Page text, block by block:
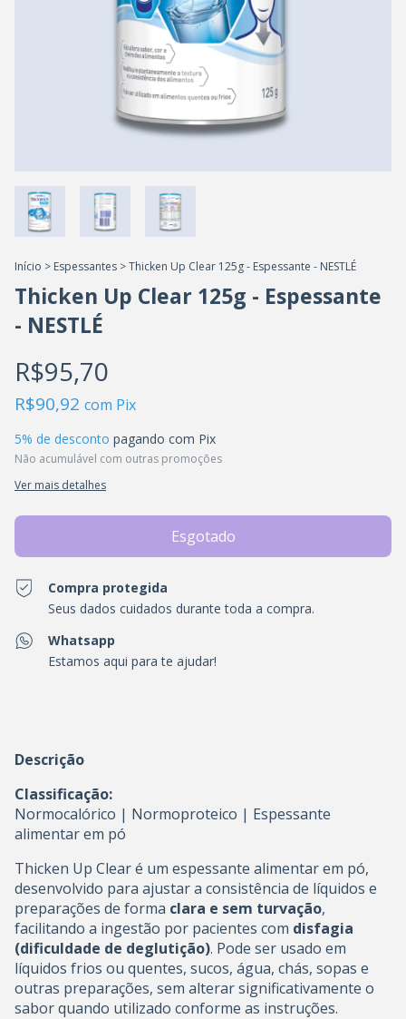
Início > Espessantes >Thicken Up Clear 125g - Espessante - NESTLÉ
Thicken Up Clear 125g - Espessante
- NESTLÉ
R$95,70
R$90,92 com Pix
5% de desconto pagando com Pix
Não acumulável com outras promoções
Ver mais detalhes
Compra protegida
Seus dados cuidados durante toda a compra.
Whatsapp
Estamos aqui para te ajudar!
Descrição
Classificação:
Normocalórico | Normoproteico | Espessante
alimentar em pó
Thicken Up Clear é um espessante alimentar em pó,
desenvolvido para ajustar a consistência de líquidos e
preparações de forma clara e sem turvação,
facilitando a ingestão por pacientes com disfagia
(dificuldade de deglutição). Pode ser usado em
líquidos frios ou quentes, sucos, água, chás, sopas e
outras preparações, sem alterar significativamente o
sabor quando utilizado conforme as instruções.